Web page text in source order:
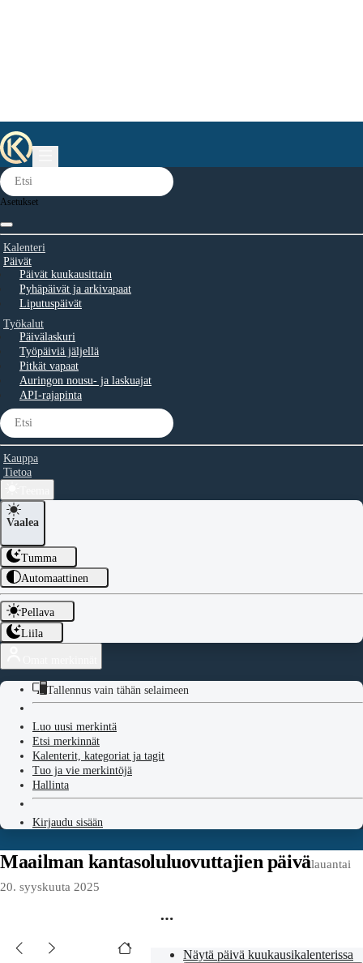
Asetukset
Kalenteri
Päivät
Päivät kuukausittain
Pyhäpäivät ja arkivapaat
Liputuspäivät
Työkalut
Päivälaskuri
Työpäiviä jäljellä
Pitkät vapaat
Auringon nousu- ja laskuajat
API-rajapinta
Kauppa
Tietoa
Vaalea
Tumma
Automaattinen
Pellava
Liila
Tallennus vain tähän selaimeen
Luo uusi merkintä
Etsi merkinnät
Kalenterit, kategoriat ja tagit
Tuo ja vie merkintöjä
Hallinta
Kirjaudu sisään
Maailman kantasoluluovuttajien päivälauantai
20. syyskuuta 2025
Näytä päivä kuukausikalenterissa